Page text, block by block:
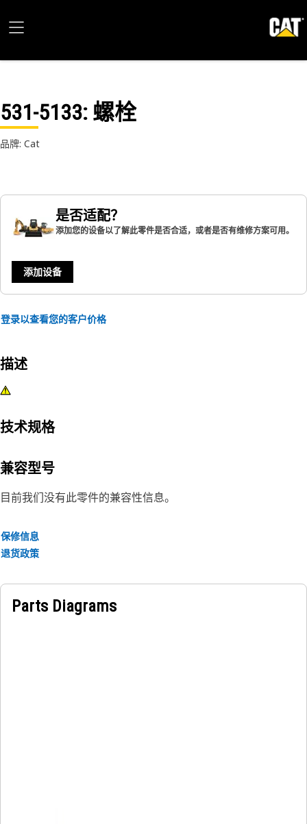
531-5133: 螺栓
品牌: Cat
是否适配？
添加您的设备以了解此零件是否合适，或者是否有维修方案可用。
添加设备
登录以查看您的客户价格
描述
技术规格
兼容型号
目前我们没有此零件的兼容性信息。
保修信息
退货政策
Parts Diagrams